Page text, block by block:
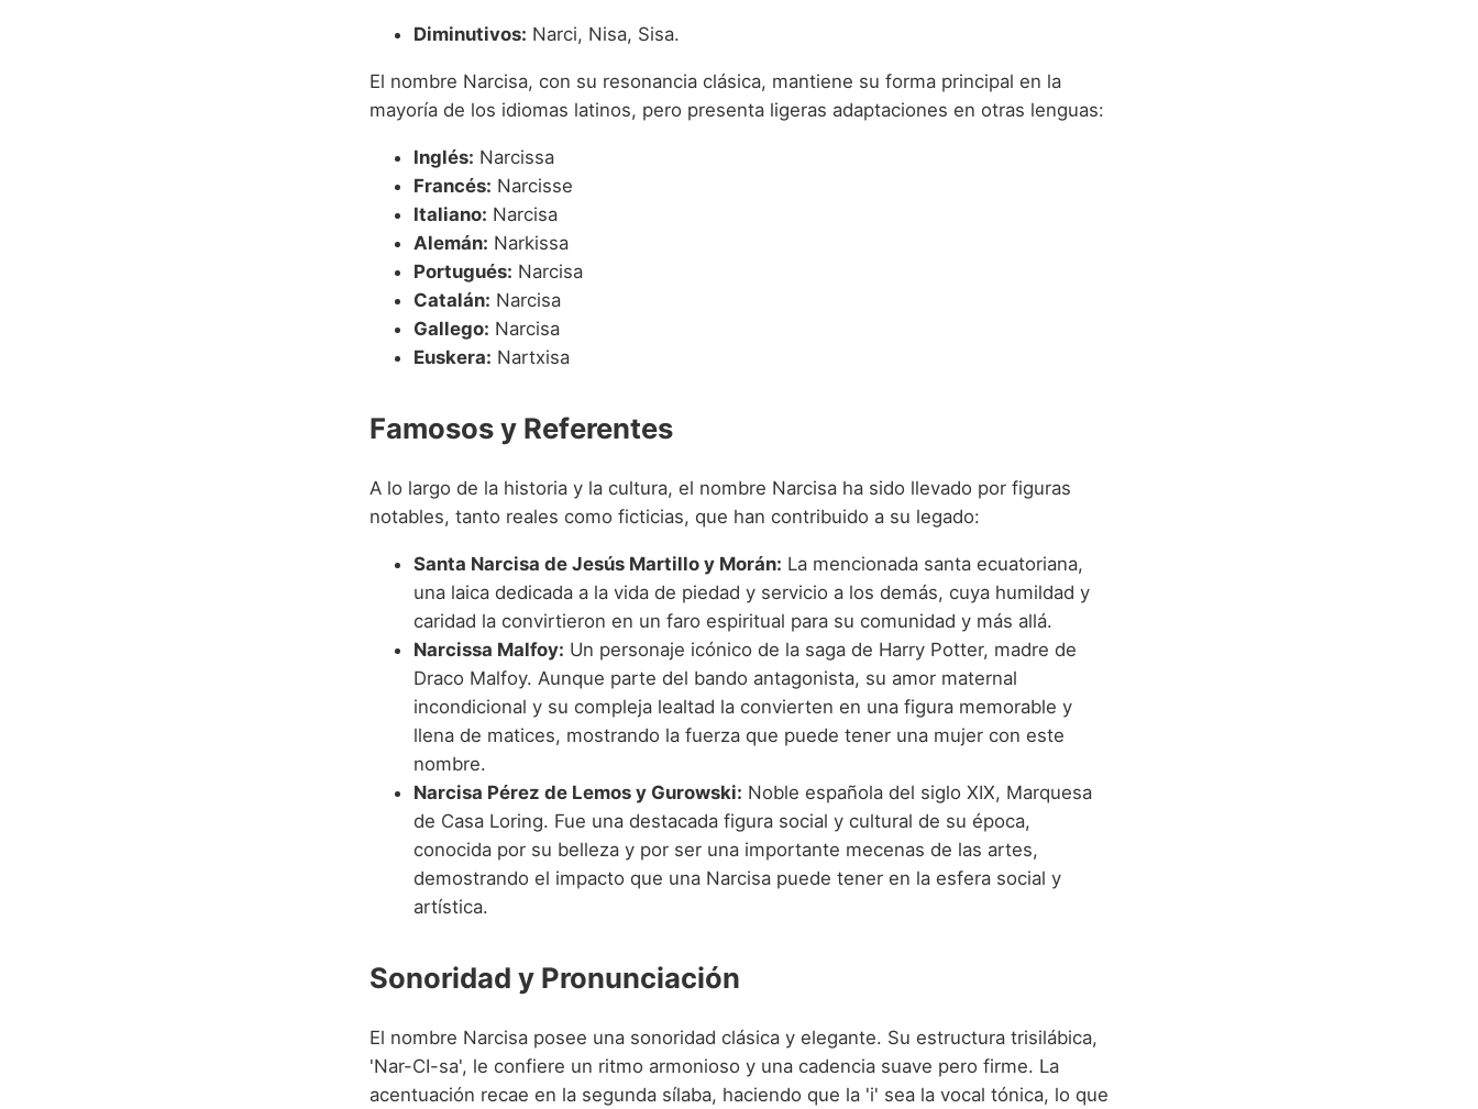
Diminutivos: Narci, Nisa, Sisa.
El nombre Narcisa, con su resonancia clásica, mantiene su forma principal en la
mayoría de los idiomas latinos, pero presenta ligeras adaptaciones en otras lenguas:
Inglés: Narcissa
Francés: Narcisse
Italiano: Narcisa
Alemán: Narkissa
Portugués: Narcisa
Catalán: Narcisa
Gallego: Narcisa
Euskera: Nartxisa
Famosos y Referentes
A lo largo de la historia y la cultura, el nombre Narcisa ha sido llevado por figuras
notables, tanto reales como ficticias, que han contribuido a su legado:
Santa Narcisa de Jesús Martillo y Morán: La mencionada santa ecuatoriana,
una laica dedicada a la vida de piedad y servicio a los demás, cuya humildad y
caridad la convirtieron en un faro espiritual para su comunidad y más allá.
Narcissa Malfoy: Un personaje icónico de la saga de Harry Potter, madre de
Draco Malfoy. Aunque parte del bando antagonista, su amor maternal
incondicional y su compleja lealtad la convierten en una figura memorable y
llena de matices, mostrando la fuerza que puede tener una mujer con este
nombre.
Narcisa Pérez de Lemos y Gurowski: Noble española del siglo XIX, Marquesa
de Casa Loring. Fue una destacada figura social y cultural de su época,
conocida por su belleza y por ser una importante mecenas de las artes,
demostrando el impacto que una Narcisa puede tener en la esfera social y
artística.
Sonoridad y Pronunciación
El nombre Narcisa posee una sonoridad clásica y elegante. Su estructura trisilábica,
'Nar-CI-sa', le confiere un ritmo armonioso y una cadencia suave pero firme. La
acentuación recae en la segunda sílaba, haciendo que la 'i' sea la vocal tónica, lo que